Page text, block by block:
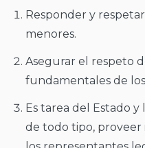
Responder y
menores.
Asegurar el respeto
fundamentales de
Es tarea del Estado
de todo tipo, proveer